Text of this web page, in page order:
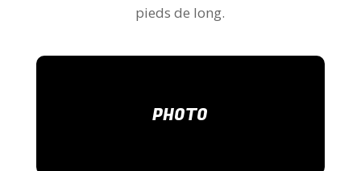
pieds de long.
PHOTO